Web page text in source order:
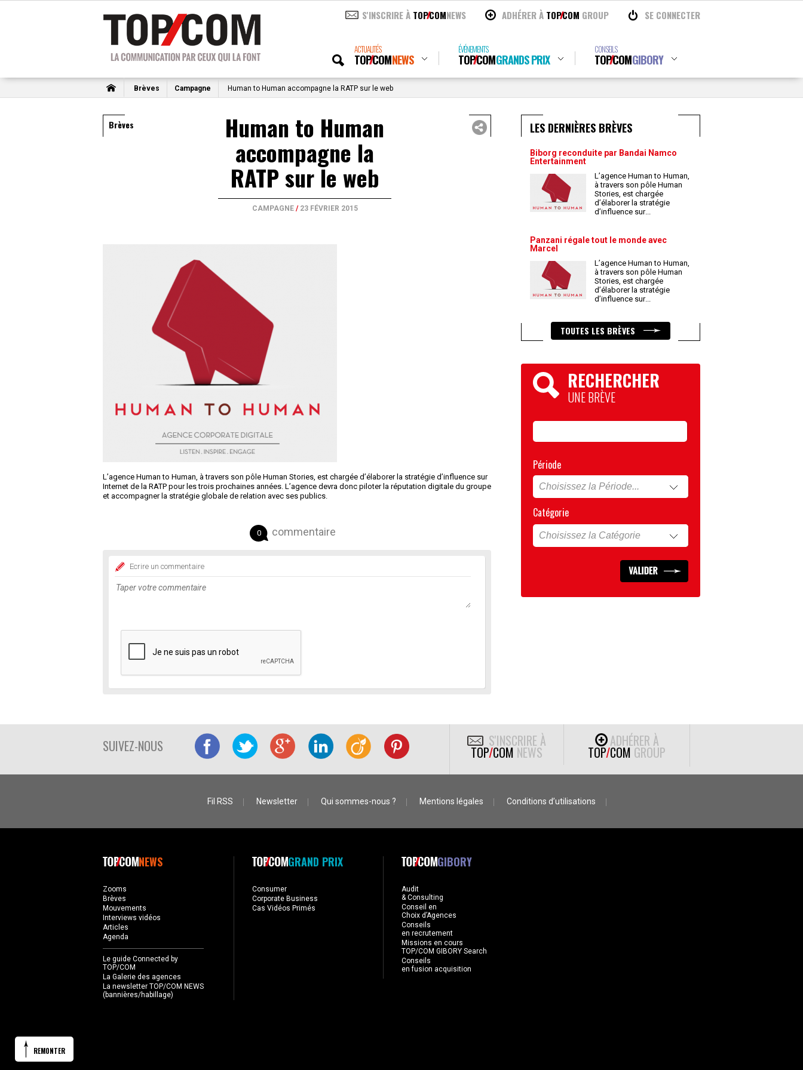
S'INSCRIRE À TOPCOMNEWS ADHÉRER À TOPCOM GROUP SE CONNECTER
ACTUALITÉS
TOPCOMNEWS
ÉVÉNEMENTS
TOPCOMGRANDS PRIX
CONSEILS
TOPCOMGIBORY
Brèves Campagne Human to Human accompagne la RATP sur le web
Brèves Human to Human
accompagne la
RATP sur le web
CAMPAGNE/ 23 FÉVRIER 2015
L’agence Human to Human, à travers son pôle Human Stories, est chargée d’élaborer la stratégie d’influence sur
Internet de la RATP pour les trois prochaines années. L’agence devra donc piloter la réputation digitale du groupe
et accompagner la stratégie globale de relation avec ses publics.
0 commentaire
Ecrire un commentaire
LES DERNIÈRES BRÈVES
Biborg reconduite par Bandai Namco
Entertainment
L’agence Human to Human,
à travers son pôle Human
Stories, est chargée
d’élaborer la stratégie
d’influence sur...
Panzani régale tout le monde avec
Marcel
L’agence Human to Human,
à travers son pôle Human
Stories, est chargée
d’élaborer la stratégie
d’influence sur...
TOUTES LES BRÈVES
RECHERCHER
UNE BRÈVE
Période
Catégorie
SUIVEZ-NOUS S'INSCRIRE À
TOP/COM NEWS
ADHÉRER À
TOP/COM GROUP
Fil RSS Newsletter Qui sommes-nous ? Mentions légales Conditions d’utilisations
NEWS
Zooms
Brèves
Mouvements
Interviews vidéos
Articles
Agenda
Le guide Connected by
TOP/COM
La Galerie des agences
La newsletter TOP/COM NEWS
(bannières/habillage)
GRAND PRIX
Consumer
Corporate Business
Cas Vidéos Primés
GIBORY
Audit
& Consulting
Conseil en
Choix d’Agences
Conseils
en recrutement
Missions en cours
TOP/COM GIBORY Search
Conseils
en fusion acquisition
REMONTER